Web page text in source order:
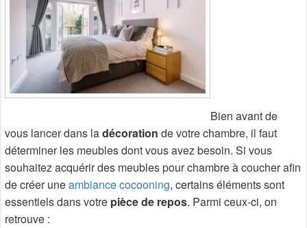
Bien avant de
vous lancer dans ladécoration de votre chambre, il faut
déterminer les meubles dont vous avez besoin. Si vous
souhaitez acquérir des meubles pour chambre à coucher afin
de créer uneambiance cocooning, certains éléments sont
essentiels dans votre pièce de repos. Parmi ceux-ci, on
retrouve :